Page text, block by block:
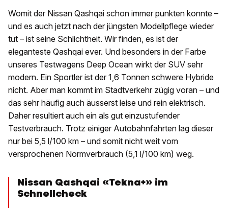
Womit der Nissan Qashqai schon immer punkten konnte –
und es auch jetzt nach der jüngsten Modellpflege wieder
tut – ist seine Schlichtheit. Wir finden, es ist der
eleganteste Qashqai ever. Und besonders in der Farbe
unseres Testwagens Deep Ocean wirkt der SUV sehr
modern. Ein Sportler ist der 1,6 Tonnen schwere Hybride
nicht. Aber man kommt im Stadtverkehr zügig voran – und
das sehr häufig auch äusserst leise und rein elektrisch.
Daher resultiert auch ein als gut einzustufender
Testverbrauch. Trotz einiger Autobahnfahrten lag dieser
nur bei 5,5 l/100 km – und somit nicht weit vom
versprochenen Normverbrauch (5,1 l/100 km) weg.
Nissan Qashqai «Tekna+» im
Schnellcheck